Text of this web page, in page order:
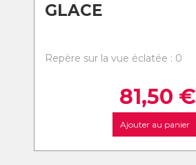
GLACE
Repère sur la vue éclatée : 0
81,50 €
Ajouter au panier